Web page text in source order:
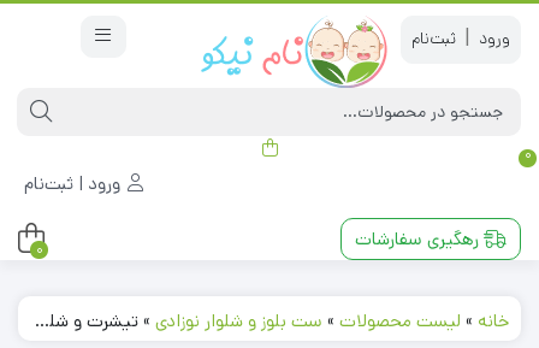
|
0
ورود | ثبت‌نام
رهگیری سفارشات 0
خانه » لیست محصولات » ست بلوز و شلوار نوزادی »تیشرت و شلوارک دخترانه آستین کوتاه طرح آووکادو یقه گرد سفید رنگ